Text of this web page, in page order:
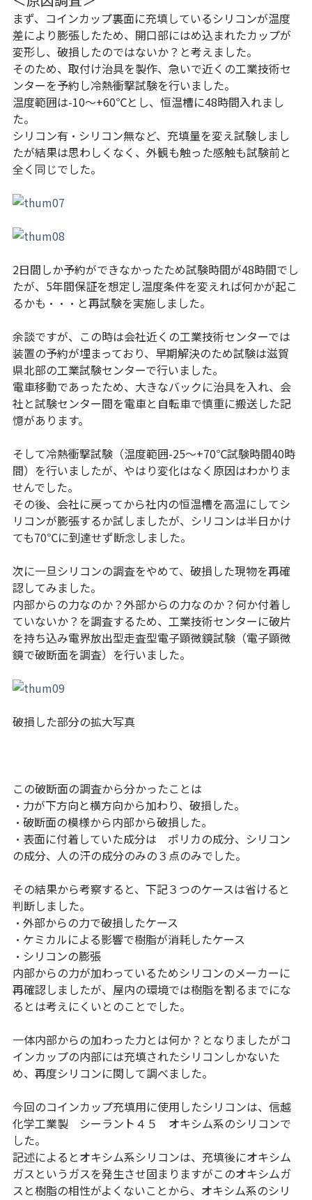
まず、コインカップ裏面に充填しているシリコンが温度
差により膨張したため、開口部にはめ込まれたカップが
変形し、破損したのではないか？と考えました。
そのため、取付け治具を製作、急いで近くの工業技術セ
ンターを予約し冷熱衝撃試験を行いました。
温度範囲は-10〜+60℃とし、恒温槽に48時間入れまし
た。
シリコン有・シリコン無など、充填量を変え試験しまし
たが結果は思わしくなく、外観も触った感触も試験前と
全く同じでした。
2日間しか予約ができなかったため試験時間が48時間でし
たが、5年間保証を想定し温度条件を変えれば何かが起こ
るかも・・・と再試験を実施しました。
余談ですが、この時は会社近くの工業技術センターでは
装置の予約が埋まっており、早期解決のため試験は滋賀
県北部の工業試験センターで行いました。
電車移動であったため、大きなバックに治具を入れ、会
社と試験センター間を電車と自転車で慎重に搬送した記
憶があります。
そして冷熱衝撃試験（温度範囲-25～+70℃試験時間40時
間）を行いましたが、やはり変化はなく原因はわかりま
せんでした。
その後、会社に戻ってから社内の恒温槽を高温にしてシ
リコンが膨張するか試しましたが、シリコンは半日かけ
ても70℃に到達せず断念しました。
次に一旦シリコンの調査をやめて、破損した現物を再確
認してみました。
内部からの力なのか？外部からの力なのか？何か付着し
ていないか？を調査するため、工業技術センターに破片
を持ち込み電界放出型走査型電子顕微鏡試験（電子顕微
鏡で破断面を調査）を行いました。
破損した部分の拡大写真
この破断面の調査から分かったことは
・力が下方向と横方向から加わり、破損した。
・破断面の模様から内部から破損した。
・表面に付着していた成分は ポリカの成分、シリコン
の成分、人の汗の成分のみの３点のみでした。
その結果から考察すると、下記３つのケースは省けると
判断しました。
・外部からの力で破損したケース
・ケミカルによる影響で樹脂が消耗したケース
・シリコンの膨張
内部からの力が加わっているためシリコンのメーカーに
再確認しましたが、屋内の環境では樹脂を割るまでにな
るとは考えにくいとのことでした。
一体内部からの加わった力とは何か？となりましたがコ
インカップの内部には充填されたシリコンしかないた
め、再度シリコンに関して調べました。
今回のコインカップ充填用に使用したシリコンは、信越
化学工業製 シーラント４５ オキシム系のシリコンで
した。
記述によるとオキシム系シリコンは、充填後にオキシム
ガスというガスを発生させ固まりますがこのオキシムガ
スと樹脂の相性がよくないことから、オキシム系のシリ